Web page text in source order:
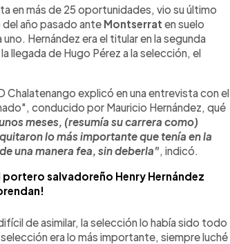
en más de 25 oportunidades, vio su último
año pasado ante Montserrat en suelo
Hernández era el titular en la segunda
llegada de Hugo Pérez a la selección, el
Chalatenango explicó en una entrevista con el
conducido por Mauricio Hernández, qué
meses, (resumía su carrera como)
lo más importante que tenía en la
una manera fea, sin deberla", indicó.
salvadoreño Henry Hernández
de asimilar, la selección lo había sido todo
era lo más importante, siempre luché